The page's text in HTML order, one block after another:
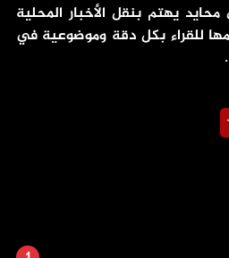
يهتم بنقل الأخبار المحلية
للقراء بكل دقة وموضوعية في